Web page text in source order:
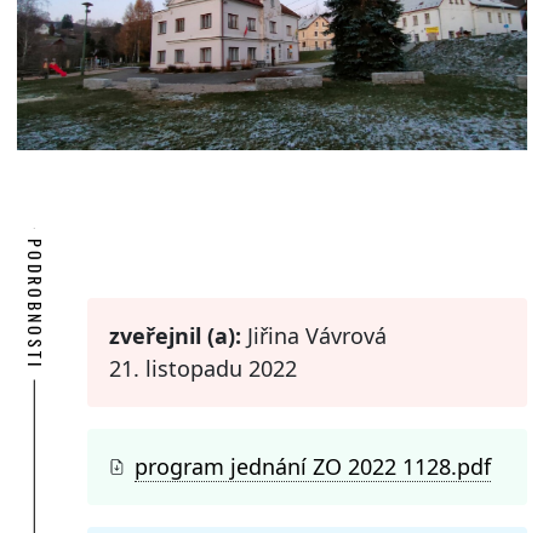
PODROBNOSTI zveřejnil (a): Jiřina Vávrová
21. listopadu 2022
program jednání ZO 2022 1128.pdf